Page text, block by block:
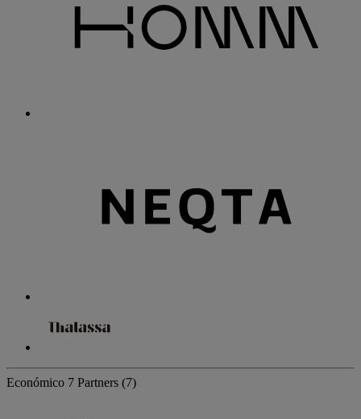
Económico 7 Partners (7)